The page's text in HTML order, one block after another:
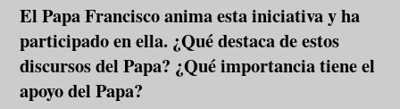
El Papa Francisco anima esta iniciativa y ha
participado en ella. ¿Qué destaca de estos
discursos del Papa? ¿Qué importancia tiene el
apoyo del Papa?